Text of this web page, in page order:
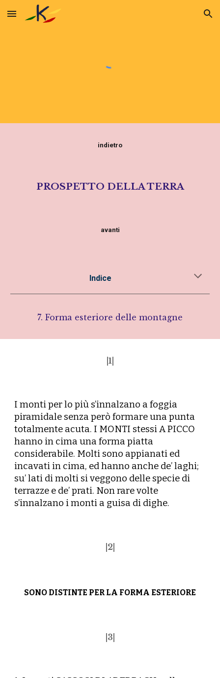
Skip to main content Skip to navigation
indietro
PROSPETTO DELLA TERRA
avanti
Indice
7. Forma esteriore delle montagne
|1|
I monti per lo più s’innalzano a foggia
piramidale senza però formare una punta
totalmente acuta. I MONTI stessi A PICCO
hanno in cima una forma piatta
considerabile. Molti sono appianati ed
incavati in cima, ed hanno anche de’ laghi;
su’ lati di molti si veggono delle specie di
terrazze e de’ prati. Non rare volte
s’innalzano i monti a guisa di dighe.
2
SONO DISTINTE PER LA FORMA ESTERIORE
3